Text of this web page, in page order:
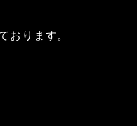
おります。